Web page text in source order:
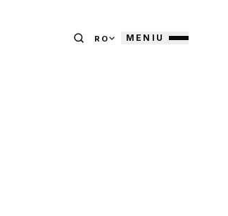
RO MENIU